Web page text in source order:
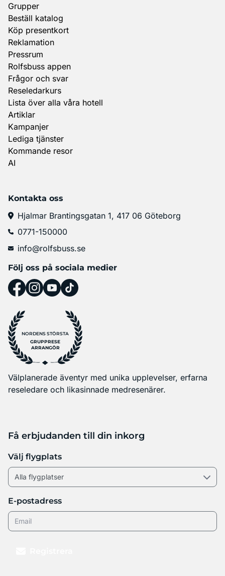
Grupper
Beställ katalog
Köp presentkort
Reklamation
Pressrum
Rolfsbuss appen
Frågor och svar
Reseledarkurs
Lista över alla våra hotell
Artiklar
Kampanjer
Lediga tjänster
Kommande resor
AI
Kontakta oss
Hjalmar Brantingsgatan 1, 417 06 Göteborg
0771-150000
info@rolfsbuss.se
Följ oss på sociala medier
NORDENS STÖRSTA
GRUPPRESE
ARRANGÖR
Välplanerade äventyr med unika upplevelser, erfarna
reseledare och likasinnade medresenärer.
Få erbjudanden till din inkorg
Välj flygplats
E-postadress